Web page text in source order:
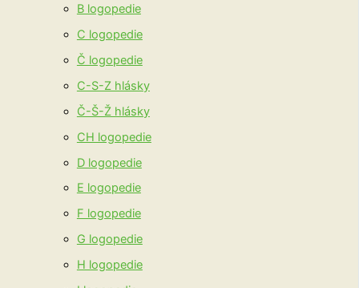
B logopedie
C logopedie
Č logopedie
C-S-Z hlásky
Č-Š-Ž hlásky
CH logopedie
D logopedie
E logopedie
F logopedie
G logopedie
H logopedie